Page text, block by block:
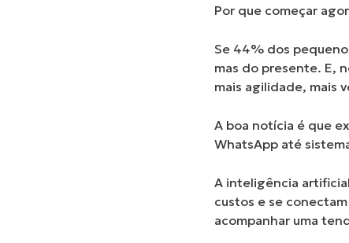
Por que começar
Se 44% dos
mas do presente. E,
mais agilidade, mais
A boa notícia é que
WhatsApp até
A inteligência
custos e se
acompanhar uma